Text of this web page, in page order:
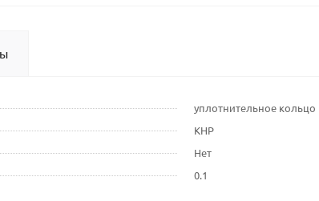
уплотнительное кольцо
КНР
Нет
0.1